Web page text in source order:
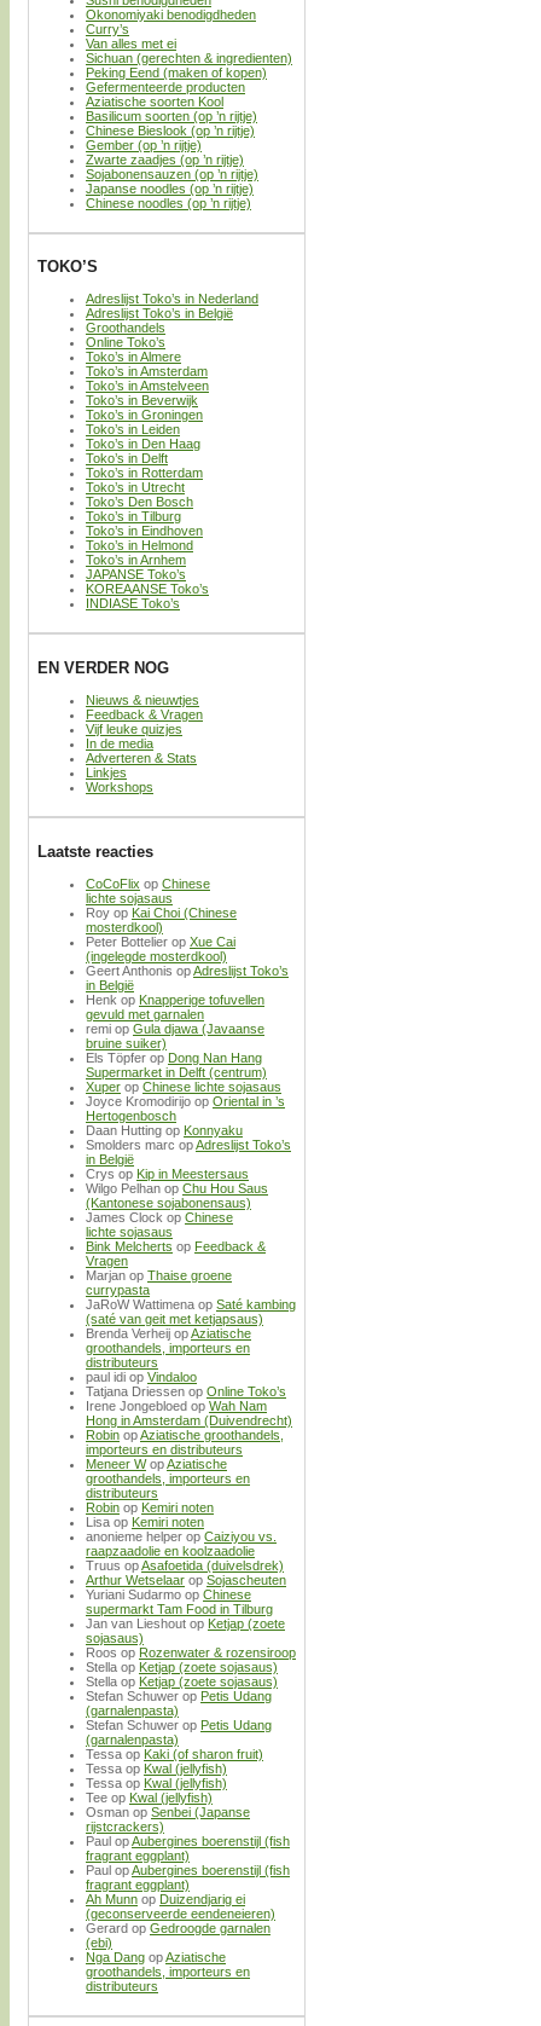
Okonomiyaki benodigdheden
Curry’s
Van alles met ei
Sichuan (gerechten & ingredienten)
Peking Eend (maken of kopen)
Gefermenteerde producten
Aziatische soorten Kool
Basilicum soorten (op ’n rijtje)
Chinese Bieslook (op ’n rijtje)
Gember (op ’n rijtje)
Zwarte zaadjes (op ’n rijtje)
Sojabonensauzen (op ’n rijtje)
Japanse noodles (op ’n rijtje)
Chinese noodles (op ’n rijtje)
TOKO’S
Adreslijst Toko’s in Nederland
Adreslijst Toko’s in België
Groothandels
Online Toko’s
Toko’s in Almere
Toko’s in Amsterdam
Toko’s in Amstelveen
Toko’s in Beverwijk
Toko’s in Groningen
Toko’s in Leiden
Toko’s in Den Haag
Toko’s in Delft
Toko’s in Rotterdam
Toko’s in Utrecht
Toko’s Den Bosch
Toko’s in Tilburg
Toko’s in Eindhoven
Toko’s in Helmond
Toko’s in Arnhem
JAPANSE Toko’s
KOREAANSE Toko’s
INDIASE Toko’s
EN VERDER NOG
Nieuws & nieuwtjes
Feedback & Vragen
Vijf leuke quizjes
In de media
Adverteren & Stats
Linkjes
Workshops
Laatste reacties
CoCoFlix op Chinese
lichte sojasaus
Roy op Kai Choi (Chinese
mosterdkool)
Peter Bottelier op Xue Cai
(ingelegde mosterdkool)
Geert Anthonis opAdreslijst Toko’s
in België
Henk op Knapperige tofuvellen
gevuld met garnalen
remi op Gula djawa (Javaanse
bruine suiker)
Els Töpfer op Dong Nan Hang
Supermarket in Delft (centrum)
Xuper op Chinese lichte sojasaus
Joyce Kromodirijo op Oriental in ’s
Hertogenbosch
Daan Hutting op Konnyaku
Smolders marc opAdreslijst Toko’s
in België
Crys op Kip in Meestersaus
Wilgo Pelhan op Chu Hou Saus
(Kantonese sojabonensaus)
James Clock op Chinese
lichte sojasaus
Bink Melcherts op Feedback &
Vragen
Marjan op Thaise groene
currypasta
JaRoW Wattimena op Saté kambing
(saté van geit met ketjapsaus)
Brenda Verheij opAziatische
groothandels, importeurs en
distributeurs
paul idi op Vindaloo
Tatjana Driessen op Online Toko’s
Irene Jongebloed op Wah Nam
Hong in Amsterdam (Duivendrecht)
Robin opAziatische groothandels,
importeurs en distributeurs
Meneer WopAziatische
groothandels, importeurs en
distributeurs
Robin op Kemiri noten
Lisa op Kemiri noten
anonieme helper op Caiziyou vs.
raapzaadolie en koolzaadolie
Truus opAsafoetida (duivelsdrek)
Arthur Wetselaar op Sojascheuten
Yuriani Sudarmo op Chinese
supermarkt Tam Food in Tilburg
Jan van Lieshout op Ketjap (zoete
sojasaus)
Roos op Rozenwater & rozensiroop
Stella op Ketjap (zoete sojasaus)
Stella op Ketjap (zoete sojasaus)
Stefan Schuwer op Petis Udang
(garnalenpasta)
Stefan Schuwer op Petis Udang
(garnalenpasta)
Tessa op Kaki (of sharon fruit)
Tessa op Kwal (jellyfish)
Tessa op Kwal (jellyfish)
Tee op Kwal (jellyfish)
Osman op Senbei (Japanse
rijstcrackers)
Paul opAubergines boerenstijl (fish
fragrant eggplant)
Paul opAubergines boerenstijl (fish
fragrant eggplant)
Ah Munn op Duizendjarig ei
(geconserveerde eendeneieren)
Gerard op Gedroogde garnalen
(ebi)
Nga Dang opAziatische
groothandels, importeurs en
distributeurs